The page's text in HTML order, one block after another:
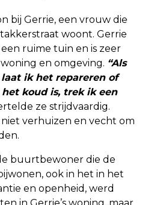
bij Gerrie, een vrouw die
woont. Gerrie
ruime tuin en is zeer
en omgeving. “Als
ik het repareren of
koud is, trek ik een
ze strijdvaardig.
verhuizen en vecht om
buurtbewoner die de
ook in het in het
en openheid, werd
in Gerrie’s woning, maar